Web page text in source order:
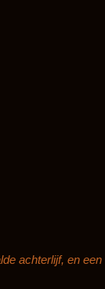
achterlijf, en